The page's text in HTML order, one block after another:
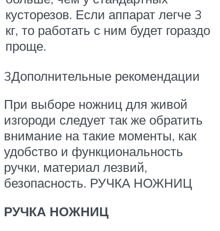
кусторезов. Если аппарат легче 3
кг, то работать с ним будет гораздо
проще.
3Дополнительные рекомендации
При выборе ножниц для живой
изгороди следует так же обратить
внимание на такие моменты, как
удобство и функциональность
ручки, материал лезвий,
безопасность. РУЧКА НОЖНИЦ
РУЧКА НОЖНИЦ